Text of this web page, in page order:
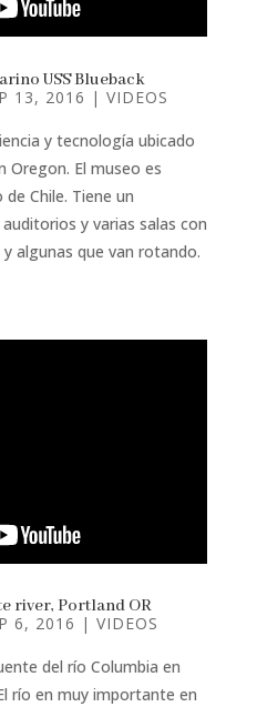
USS Blueback
13, 2016 | VIDEOS
y tecnología ubicado
Oregon. El museo es
Chile. Tiene un
y varias salas con
algunas que van rotando.
river, Portland OR
6, 2016 | VIDEOS
del río Columbia en
río en muy importante en